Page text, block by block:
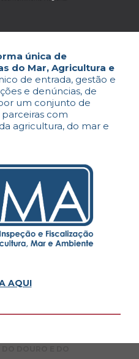
única de
do Mar, Agricultura e
de entrada, gestão e
e denúncias, de
um conjunto de
com
agricultura, do mar e
AQUI